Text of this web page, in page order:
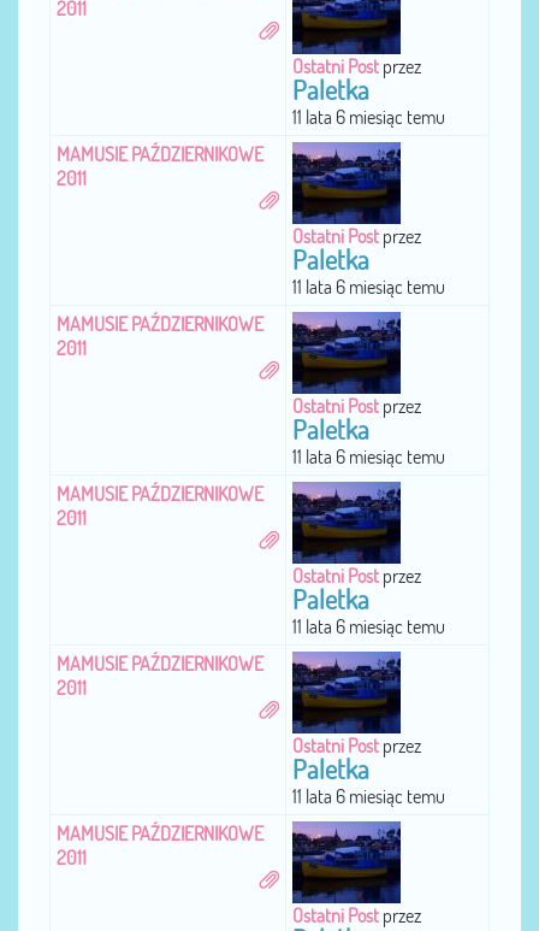
2011
Ostatni Post przez
Paletka
11 lata 6 miesiąc temu
MAMUSIE PAŹDZIERNIKOWE
2011
Ostatni Post przez
Paletka
11 lata 6 miesiąc temu
MAMUSIE PAŹDZIERNIKOWE
2011
Ostatni Post przez
Paletka
11 lata 6 miesiąc temu
MAMUSIE PAŹDZIERNIKOWE
2011
Ostatni Post przez
Paletka
11 lata 6 miesiąc temu
MAMUSIE PAŹDZIERNIKOWE
2011
Ostatni Post przez
Paletka
11 lata 6 miesiąc temu
MAMUSIE PAŹDZIERNIKOWE
2011
Ostatni Post przez